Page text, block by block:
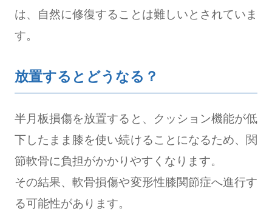
は、自然に修復することは難しいとされていま
す。
放置するとどうなる？
半月板損傷を放置すると、クッション機能が低
下したまま膝を使い続けることになるため、関
節軟骨に負担がかかりやすくなります。
その結果、軟骨損傷や変形性膝関節症へ進行す
る可能性があります。